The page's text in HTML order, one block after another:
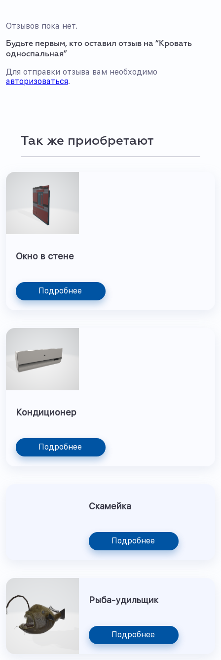
Отзывов пока нет.
Будьте первым, кто оставил отзыв на “Кровать
односпальная”
Для отправки отзыва вам необходимо
авторизоваться.
Так же приобретают
Окно в стене
Подробнее
Кондиционер
Подробнее
Скамейка
Подробнее
Рыба-удильщик
Подробнее